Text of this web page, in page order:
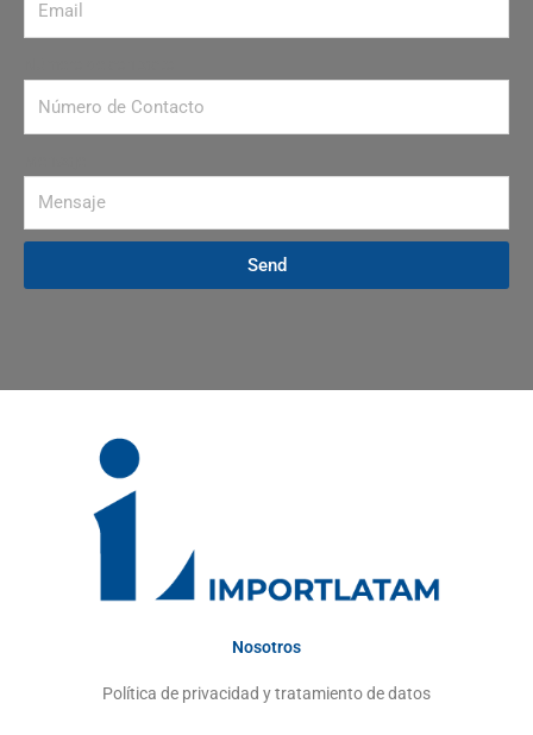
Send
Nosotros
Política de privacidad y tratamiento de datos